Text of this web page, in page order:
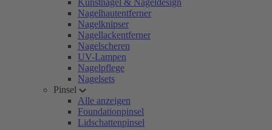
Kunstnägel & Nageldesign
Nagelhautentferner
Nagelknipser
Nagellackentferner
Nagelscheren
UV-Lampen
Nagelpflege
Nagelsets
Pinsel
Alle anzeigen
Foundationpinsel
Lidschattenpinsel